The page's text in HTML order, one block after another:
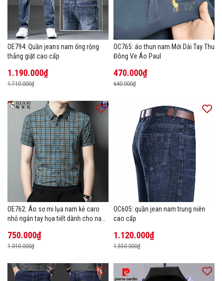
OE794: Quần jeans nam ống rộng
thẳng giặt cao cấp
1.190.000₫
1.710.000₫
OC765: áo thun nam Mới Dài Tay Thu
Đông Ve Áo Paul
470.000₫
640.000₫
OE762: Áo sơ mi lụa nam kẻ caro
nhỏ ngắn tay họa tiết dành cho nam
750.000₫
1.010.000₫
OC605: quần jean nam trung niên
cao cấp
1.120.000₫
1.550.000₫